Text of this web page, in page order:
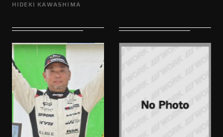
HIDEKI KAWASHIMA